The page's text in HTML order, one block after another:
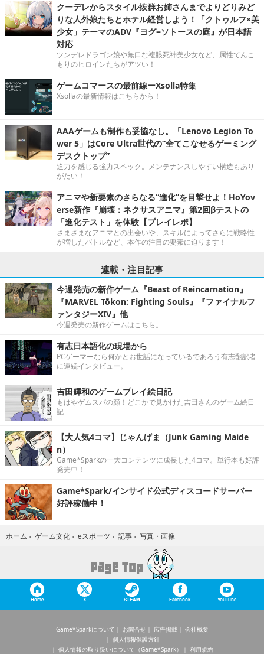
クーデレからスタイル抜群お姉さんまでよりどりみど
りな人外娘たちとホテル経営しよう！「クトゥルフ×美
少女」テーマのADV『ヨグ=ソトースの庭』が日本語
対応
ツンデレドラゴン娘や無口な複眼死神美少女など、属性てんこ
もりのヒロインたちがアツい！
ゲームコマースの最前線ーXsolla特集
Xsollaの最新情報はこちらから！
AAAゲームも制作も妥協なし。「Lenovo Legion To
wer 5」はCore Ultra世代の“全てこなせるゲーミング
デスクトップ”
迫力を感じる強力スペック。メンテナンスしやすい構造もあり
がたい！
アニマや新要素のさらなる“進化”を目撃せよ！HoYov
erse新作『崩壊：ネクサスアニマ』第2回βテストの
「進化テスト」を体験【プレイレポ】
さまざまなアニマとの出会いや、スキルによってさらに戦略性
が増したバトルなど、本作の注目の要素に迫ります！
連載・注目記事
今週発売の新作ゲーム『Beast of Reincarnation』
『MARVEL Tōkon: Fighting Souls』『ファイナルフ
ァンタジーXIV』他
今週発売の新作ゲームはこちら。
有志日本語化の現場から
PCゲーマーなら何かとお世話になっているであろう有志翻訳者
に連続インタビュー。
吉田輝和のゲームプレイ絵日記
もはやゲムスパの顔！どこかで見かけた吉田さんのゲーム絵日
記
【大人気4コマ】じゃんげま（Junk Gaming Maide
n）
Game*Sparkの一大コンテンツに成長した4コマ。単行本も好評
発売中！
Game*Spark/インサイド公式ディスコードサーバー
好評稼働中！
ホーム › ゲーム文化 › eスポーツ › 記事 › 写真・画像
Home X STEAM Facebook YouTube
Game*Sparkについて お問合せ 広告掲載
会社概要
個人情報保護方針
個人情報の取り扱いについて（Game*Spark）
利用規約